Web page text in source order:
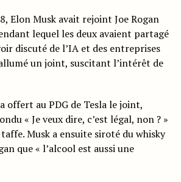
Elon Musk avait rejoint Joe Rogan
lequel les deux avaient partagé
discuté de l’IA et des entreprises
un joint, suscitant l’intérêt de
offert au PDG de Tesla le joint,
« Je veux dire, c’est légal, non ? »
Musk a ensuite siroté du whisky
que « l’alcool est aussi une